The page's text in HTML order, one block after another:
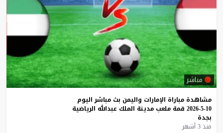
مباشر
مشاهدة مباراة الإمارات واليمن بث مباشر اليوم
10-5-2026
قمة ملعب مدينة الملك عبدالله الرياضية
بجدة
منذ 3 أشهر